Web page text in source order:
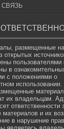
размещенные
открытых
пользователями
в
с положениями о
использовании.
их владельцам.
ответственности
материалов и их
в нарушение